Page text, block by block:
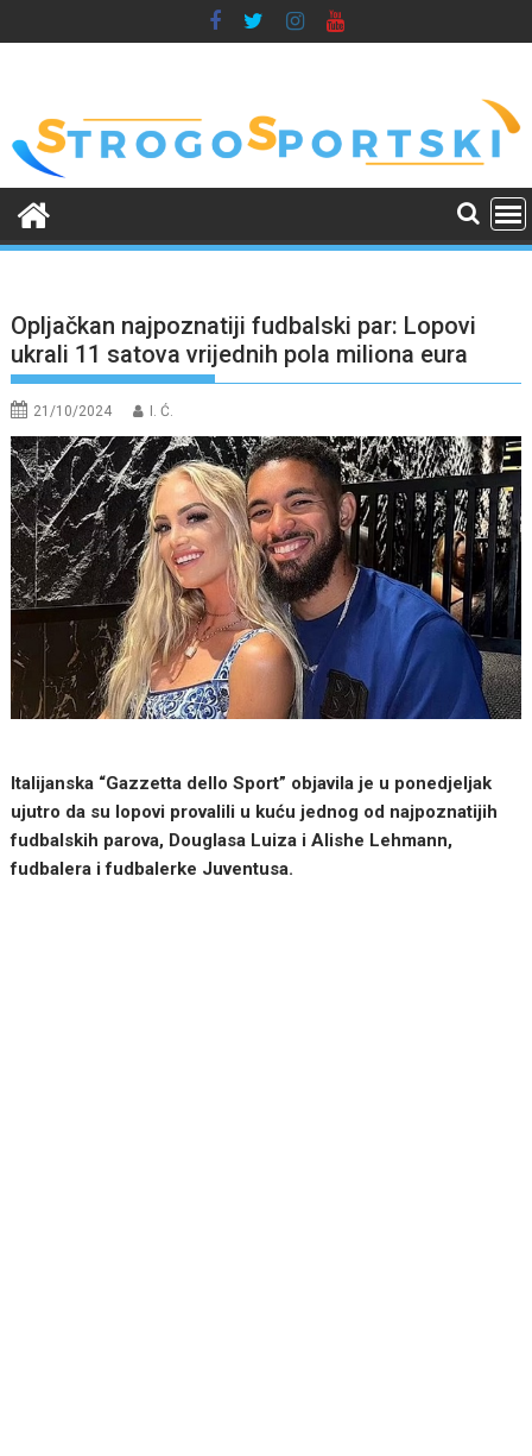
to
Opljačkan najpoznatiji fudbalski par: Lopovi
ukrali 11 satova vrijednih pola miliona eura
21/10/2024 I. Ć.
Italijanska “Gazzetta dello Sport” objavila je u ponedjeljak
ujutro da su lopovi provalili u kuću jednog od najpoznatijih
fudbalskih parova, Douglasa Luiza i Alishe Lehmann,
fudbalera i fudbalerke Juventusa.